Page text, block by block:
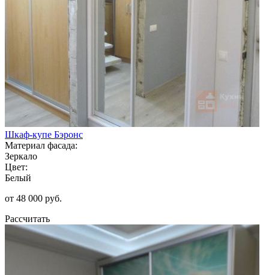
Шкаф-купе Бэронс
Материал фасада:
Зеркало
Цвет:
Белый
от 48 000 руб.
Рассчитать